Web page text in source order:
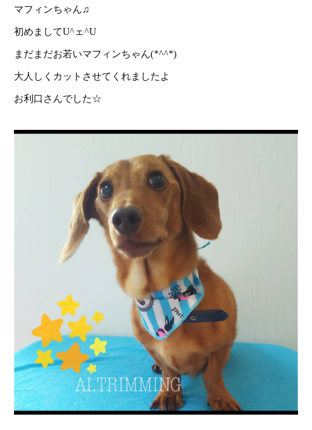
マフィンちゃん♫
初めましてU^ェ^U
まだまだお若いマフィンちゃん(*^^*)
大人しくカットさせてくれましたよ
お利口さんでした☆